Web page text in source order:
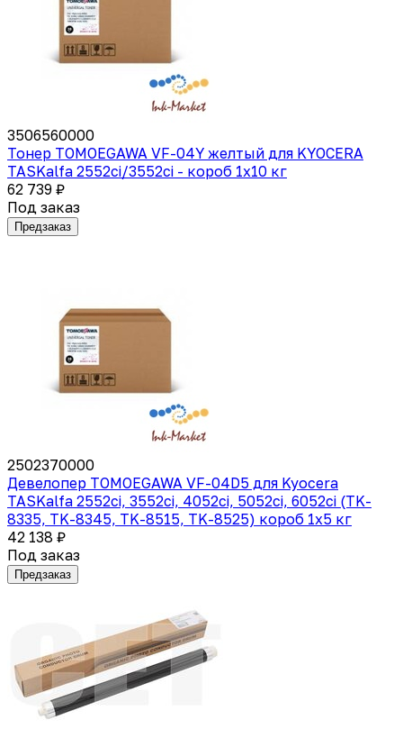
3506560000
Тонер TOMOEGAWA VF-04Y желтый для KYOCERA
TASKalfa 2552ci/3552ci - короб 1х10 кг
62 739 ₽
Под заказ
Предзаказ
2502370000
Девелопер TOMOEGAWA VF-04D5 для Kyocera
TASKalfa 2552ci, 3552ci, 4052ci, 5052ci, 6052ci (TK-
8335, TK-8345, TK-8515, TK-8525) короб 1х5 кг
42 138 ₽
Под заказ
Предзаказ